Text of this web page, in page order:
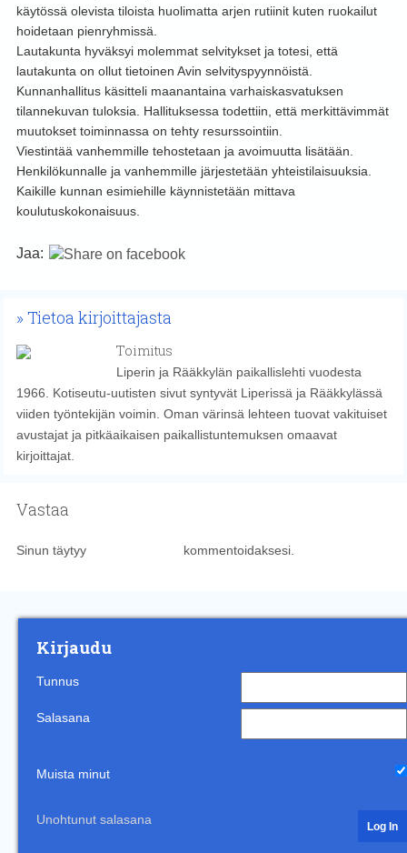
käytössä olevista tiloista huolimatta arjen rutiinit kuten ruokailut
hoidetaan pienryhmissä.
Lautakunta hyväksyi molemmat selvitykset ja totesi, että
lautakunta on ollut tietoinen Avin selvityspyynnöistä.
Kunnanhallitus käsitteli maanantaina varhaiskasvatuksen
tilannekuvan tuloksia. Hallituksessa todettiin, että merkittävimmät
muutokset toiminnassa on tehty resurssointiin.
Viestintää vanhemmille tehostetaan ja avoimuutta lisätään.
Henkilökunnalle ja vanhemmille järjestetään yhteistilaisuuksia.
Kaikille kunnan esimiehille käynnistetään mittava
koulutuskokonaisuus.
Jaa:
Tietoa kirjoittajasta
Toimitus
Liperin ja Rääkkylän paikallislehti vuodesta
1966. Kotiseutu-uutisten sivut syntyvät Liperissä ja Rääkkylässä
viiden työntekijän voimin. Oman värinsä lehteen tuovat vakituiset
avustajat ja pitkäaikaisen paikallistuntemuksen omaavat
kirjoittajat.
Vastaa
Sinun täytyy kommentoidaksesi.
Kirjaudu
Tunnus
Salasana
Muista minut
Unohtunut salasana